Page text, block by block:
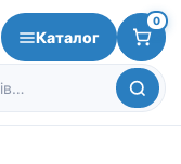
Каталог
0